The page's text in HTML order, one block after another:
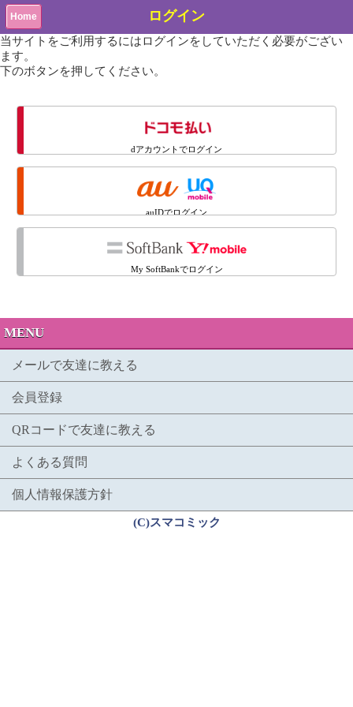
Home ログイン
当サイトをご利用するにはログインをしていただく必要がござい
ます。
下のボタンを押してください。
dアカウントでログイン
auIDでログイン
My SoftBankでログイン
MENU
メールで友達に教える
会員登録
QRコードで友達に教える
よくある質問
個人情報保護方針
(C)スマコミック